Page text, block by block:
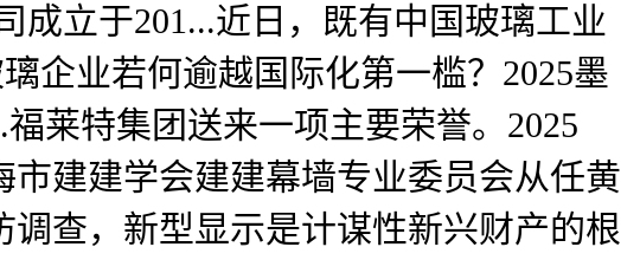
成立于201...近日，既有中国玻璃工业
企业若何逾越国际化第一槛？2025墨
莱特集团送来一项主要荣誉。2025
建建学会建建幕墙专业委员会从任黄
查，新型显示是计谋性新兴财产的根